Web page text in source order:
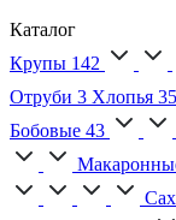
Каталог
Крупы 142
Отруби 3 Хлопья 35
Бобовые 43